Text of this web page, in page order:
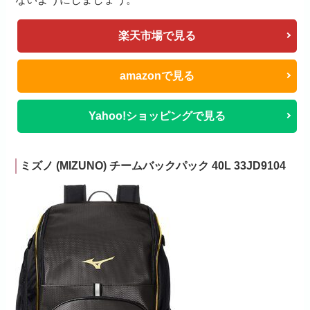
楽天市場で見る
amazonで見る
Yahoo!ショッピングで見る
ミズノ (MIZUNO) チームバックパック 40L 33JD9104